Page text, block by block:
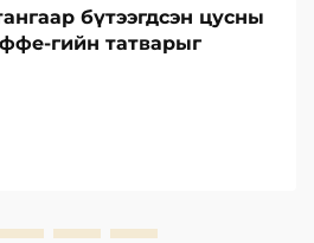
бүтээгдсэн цусны
гийн татварыг